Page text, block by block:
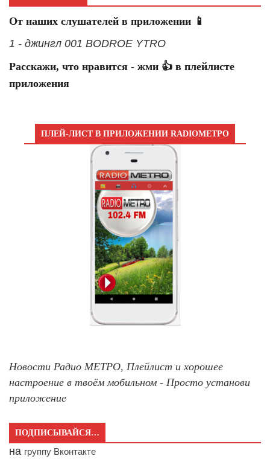
От наших слушателей в приложении 📱
1 - джингл 001 BODROE YTRO
Расскажи, что нравится - жми 👍 в плейлисте
приложения
ПЛЕЙ-ЛИСТ В ПРИЛОЖЕНИИ RADIOМЕТРО
Новости Радио МЕТРО, Плейлист и хорошее
настроение в твоём мобильном - Просто установи
приложение
ПОДПИСЫВАЙСЯ…
на группу Вконтакте